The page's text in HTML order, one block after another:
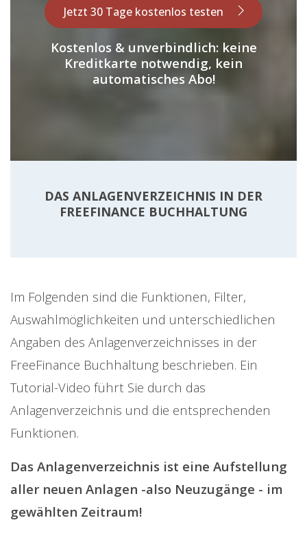
Jetzt 30 Tage kostenlos testen
Kostenlos & unverbindlich: keine
Kreditkarte notwendig, kein
automatisches Abo!
DAS ANLAGENVERZEICHNIS IN DER
FREEFINANCE BUCHHALTUNG
Im Folgenden sind die Funktionen, Filter,
Auswahlmöglichkeiten und unterschiedlichen
Angaben des Anlagenverzeichnisses in der
FreeFinance Buchhaltung beschrieben. Ein
Tutorial-Video führt Sie durch das
Anlagenverzeichnis und die entsprechenden
Funktionen.
Das Anlagenverzeichnis ist eine Aufstellung
aller neuen Anlagen -also Neuzugänge - im
gewählten Zeitraum!